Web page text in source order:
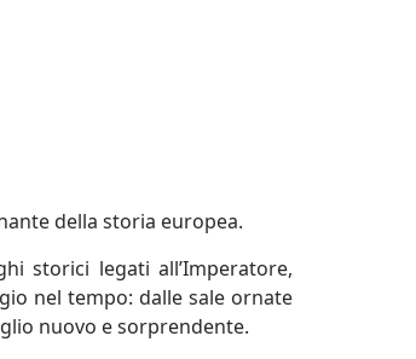
della storia europea.
storici legati all’Imperatore,
nel tempo: dalle sale ornate
nuovo e sorprendente.